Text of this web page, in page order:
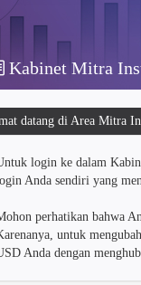
Kabinet Mitra
datang di Area Mitra
login ke dalam
Anda sendiri yang
perhatikan bahwa
untuk
Anda dengan